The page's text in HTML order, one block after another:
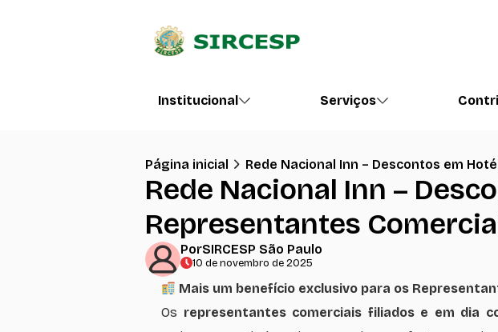
Institucional Serviços
Página inicial Rede Nacional Inn – Descontos em
Rede Nacional Inn –
Representantes
PorSIRCESP São Paulo
10 de novembro de 2025
Mais um benefício exclusivo para os
Os representantes comerciais filiados e em dia